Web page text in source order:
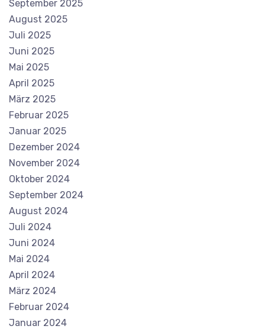
September 2025
August 2025
Juli 2025
Juni 2025
Mai 2025
April 2025
März 2025
Februar 2025
Januar 2025
Dezember 2024
November 2024
Oktober 2024
September 2024
August 2024
Juli 2024
Juni 2024
Mai 2024
April 2024
März 2024
Februar 2024
Januar 2024